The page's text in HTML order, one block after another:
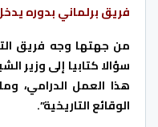
فريق برلماني بدوره
من جهتها وجه فريق
سؤالا كتابيا إلى وزير
هذا العمل الدرامي،
الوقائع التاريخية”.